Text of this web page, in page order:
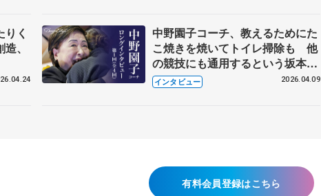
く
、
中野園子コーチ、教えるためにた
こ焼きを焼いてトイレ掃除も 他
の競技にも通用するという坂本花
織の筋肉
インタビュー 2026.04.09
有料会員登録はこちら